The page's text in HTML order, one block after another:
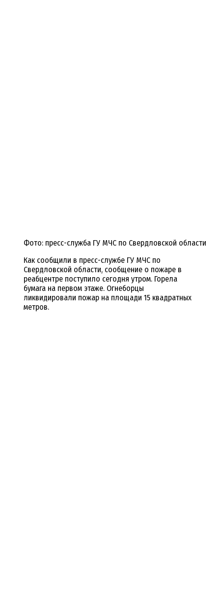
Фото: пресс-служба ГУ МЧС по Свердловской области
Как сообщили в пресс-службе ГУ МЧС по
Свердловской области, сообщение о пожаре в
реабцентре поступило сегодня утром. Горела
бумага на первом этаже. Огнеборцы
ликвидировали пожар на площади 15 квадратных
метров.